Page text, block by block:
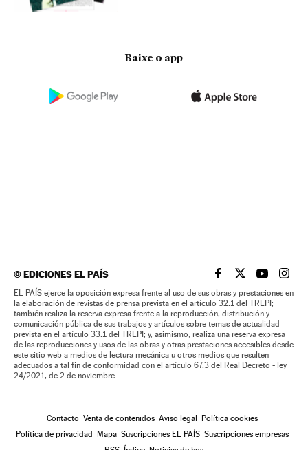
Baixe o app
©EDICIONES EL PAÍS EL PAÍS BRASIL EN
EL PAÍSEL PAÍS
EL
EL PAÍS ejerce la oposición expresa frente al uso de sus obras y prestaciones en
la elaboración de revistas de prensa prevista en el artículo 32.1 del TRLPI;
también realiza la reserva expresa frente a la reproducción, distribución y
comunicación pública de sus trabajos y artículos sobre temas de actualidad
prevista en el artículo 33.1 del TRLPI; y, asimismo, realiza una reserva expresa
de las reproducciones y usos de las obras y otras prestaciones accesibles desde
este sitio web a medios de lectura mecánica u otros medios que resulten
adecuados a tal fin de conformidad con el artículo 67.3 del Real Decreto - ley
24/2021, de 2 de noviembre
Contacto Venta de contenidos Aviso legal
Política cookies
Política de privacidad
Mapa Suscripciones EL PAÍS Suscripciones empresas